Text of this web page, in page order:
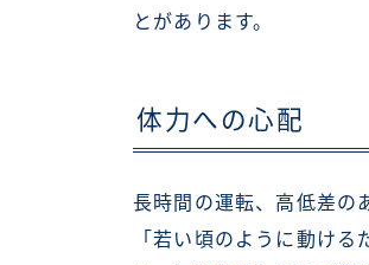
とがあります。
体力への心配
長時間の運転、高低差の
「若い頃のように動け